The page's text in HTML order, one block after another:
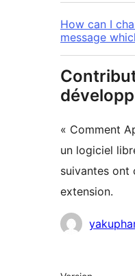
How can I
message
« Comment
un logiciel
suivantes ont
extension.
Contributeurs
Méta